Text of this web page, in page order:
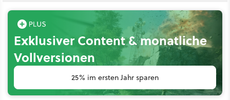
Exklusiver Content & monatliche
Vollversionen
25% im ersten Jahr sparen